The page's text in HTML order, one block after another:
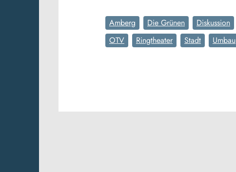
Amberg Die Grünen Diskussion
OTV
Ringtheater Stadt Umbau